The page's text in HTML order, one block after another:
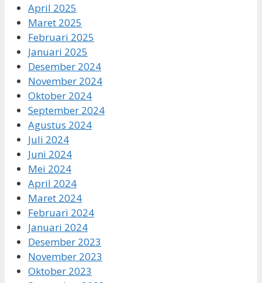
April 2025
Maret 2025
Februari 2025
Januari 2025
Desember 2024
November 2024
Oktober 2024
September 2024
Agustus 2024
Juli 2024
Juni 2024
Mei 2024
April 2024
Maret 2024
Februari 2024
Januari 2024
Desember 2023
November 2023
Oktober 2023